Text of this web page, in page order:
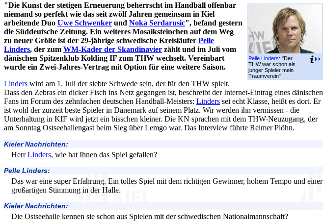
Pelle Linders: "Der
THW war schon als
junger Spieler mein
Traumverein"
"Die Kunst der stetigen Erneuerung beherrscht im Handball offenbar
niemand so perfekt wie das seit zwölf Jahren gemeinsam in Kiel
arbeitende Duo Uwe Schwenker und Noka Serdarusic", befand gestern
die Süddeutsche Zeitung. Ein weiteres Mosaiksteinchen auf dem Weg
zu neuer Größe ist der 29-jährige schwedische Kreisläufer Pelle
Linders, der zum WM-Kader der Skandinavier zählt und im Juli vom
dänischen Spitzenklub Kolding IF zum THW wechselt. Vereinbart
wurde ein Zwei-Jahres-Vertrag mit Option für eine weitere Saison.
Linders wird am 1. Juli der siebte Schwede sein, der für den THW spielt.
Dass den Zebras ein dicker Fisch ins Netz gegangen ist, beschreibt der Internet-Eintrag eines dänischen
Fans im Forum des zehnfachen deutschen Handball-Meisters: Linders sei echt Klasse, heißt es dort. Er
ist wohl der zurzeit beste Spieler in Dänemark auf seinem Platz. Wir werden ihn vermissen - die
Unterhaltung in KIF wird jetzt ein bisschen kleiner. Die KN sprachen mit dem THW-Neuzugang, der
am Sonntag Ostseehallengast beim Sieg über Lemgo war. Das Interview führte Reimer Plöhn.
Kieler Nachrichten:
HerrLinders, wie hat Ihnen das Spiel gefallen?
Pelle Linders:
Das war eine super Erfahrung. Ein tolles Spiel mit dem richtigen Gewinner, hohem Tempo und einer
großartigen Stimmung in der Halle.
Kieler Nachrichten:
Die Ostseehalle kennen sie schon aus Spielen mit der schwedischen Nationalmannschaft?